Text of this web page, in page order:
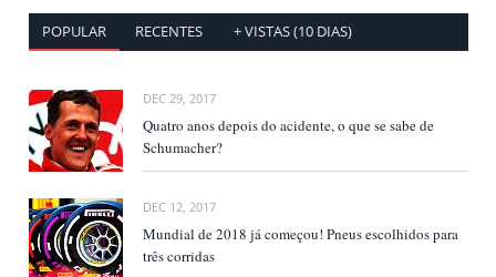
POPULAR RECENTES + VISTAS (10 DIAS)
DEC 29, 2017
Quatro anos depois do acidente, o que se sabe de
Schumacher?
DEC 12, 2017
Mundial de 2018 já começou! Pneus escolhidos para
três corridas